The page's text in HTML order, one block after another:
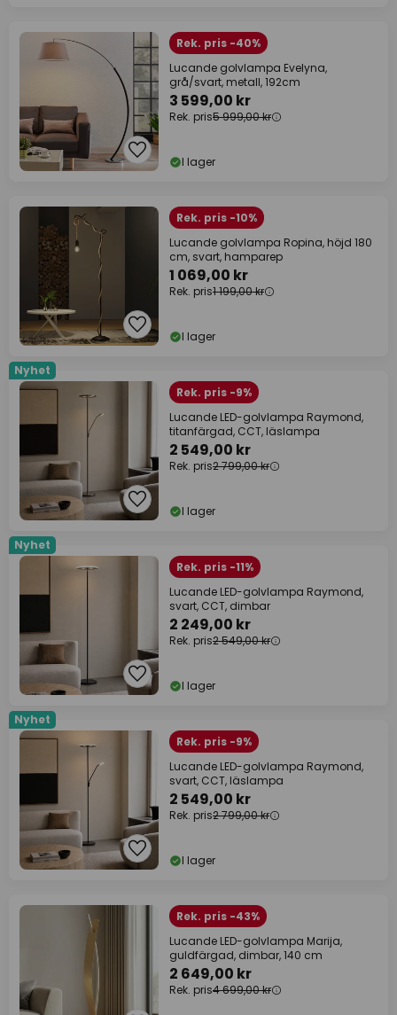
Rek. pris -40%
Lucande golvlampa Evelyna,
grå/svart, metall, 192cm
3 599,00 kr
Rek. pris5 999,00 kr
I lager
Rek. pris -10%
Lucande golvlampa Ropina, höjd 180
cm, svart, hamparep
1 069,00 kr
Rek. pris1 199,00 kr
I lager
Nyhet
Rek. pris -9%
Lucande LED-golvlampa Raymond,
titanfärgad, CCT, läslampa
2 549,00 kr
Rek. pris2 799,00 kr
I lager
Nyhet
Rek. pris -11%
Lucande LED-golvlampa Raymond,
svart, CCT, dimbar
2 249,00 kr
Rek. pris2 549,00 kr
I lager
Nyhet
Rek. pris -9%
Lucande LED-golvlampa Raymond,
svart, CCT, läslampa
2 549,00 kr
Rek. pris2 799,00 kr
I lager
Rek. pris -43%
Lucande LED-golvlampa Marija,
guldfärgad, dimbar, 140 cm
2 649,00 kr
Rek. pris4 699,00 kr